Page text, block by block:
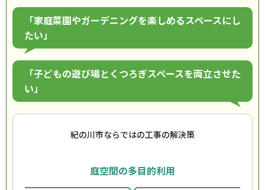
「家庭菜園やガーデニングを楽しめるスペースにし
たい」
「子どもの遊び場とくつろぎスペースを両立させた
い」
紀の川市ならではの工事の解決策
庭空間の多目的利用